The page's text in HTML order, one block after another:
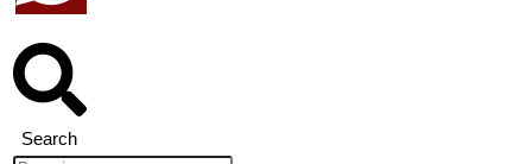
Search